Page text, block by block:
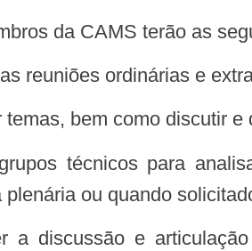
da CAMS terão as
reuniões ordinárias e
temas, bem como discutir
plenária ou quando